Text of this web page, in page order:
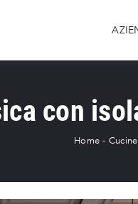
con
Home - Cucine